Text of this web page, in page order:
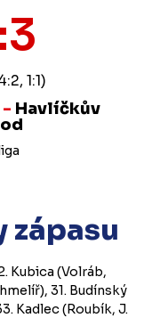
1:1)
- Havlíčkův
Kubica (Volráb,
31. Budínský
Kadlec (Roubík, J.